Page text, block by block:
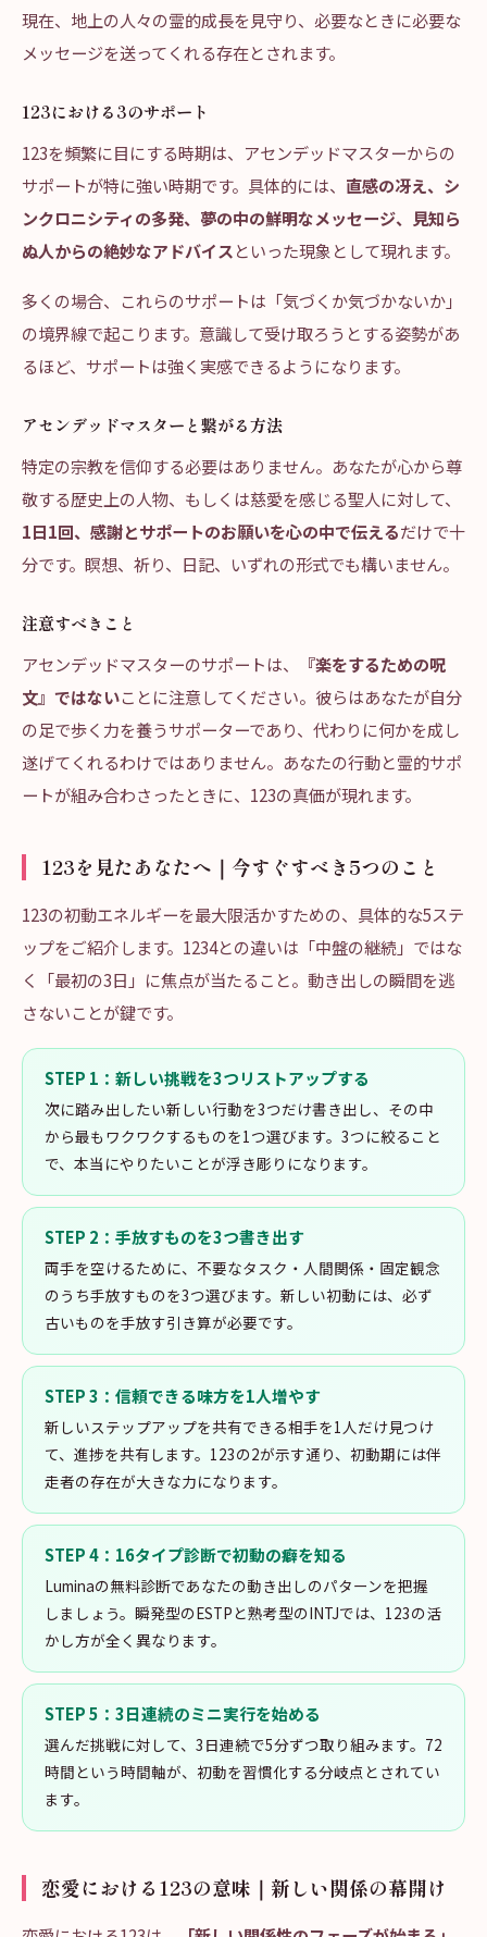
現在、地上の人々の霊的成長を見守り、必要なときに必要な
メッセージを送ってくれる存在とされます。
123における3のサポート
123を頻繁に目にする時期は、アセンデッドマスターからの
サポートが特に強い時期です。具体的には、 直感の冴え、シ
ンクロニシティの多発、夢の中の鮮明なメッセージ、見知ら
ぬ人からの絶妙なアドバイスといった現象として現れます。
多くの場合、これらのサポートは「気づくか気づかないか」
の境界線で起こります。意識して受け取ろうとする姿勢があ
るほど、サポートは強く実感できるようになります。
アセンデッドマスターと繋がる方法
特定の宗教を信仰する必要はありません。あなたが心から尊
敬する歴史上の人物、もしくは慈愛を感じる聖人に対して、
1日1回、感謝とサポートのお願いを心の中で伝えるだけで十
分です。瞑想、祈り、日記、いずれの形式でも構いません。
注意すべきこと
アセンデッドマスターのサポートは、
『楽をするための呪
文』ではないことに注意してください。彼らはあなたが自分
の足で歩く力を養うサポーターであり、代わりに何かを成し
遂げてくれるわけではありません。あなたの行動と霊的サポ
ートが組み合わさったときに、123の真価が現れます。
123を見たあなたへ｜今すぐすべき5つのこと
123の初動エネルギーを最大限活かすための、具体的な5ステ
ップをご紹介します。1234との違いは「中盤の継続」ではな
く「最初の3日」に焦点が当たること。動き出しの瞬間を逃
さないことが鍵です。
STEP 1 ： 新しい挑戦を3つリストアップする
次に踏み出したい新しい行動を3つだけ書き出し、その中
から最もワクワクするものを1つ選びます。3つに絞ること
で、本当にやりたいことが浮き彫りになります。
STEP 2 ： 手放すものを3つ書き出す
両手を空けるために、不要なタスク・人間関係・固定観念
のうち手放すものを3つ選びます。新しい初動には、必ず
古いものを手放す引き算が必要です。
STEP3 ： 信頼できる味方を1人増やす
新しいステップアップを共有できる相手を1人だけ見つけ
て、進捗を共有します。123の2が示す通り、初動期には伴
走者の存在が大きな力になります。
STEP4 ： 16タイプ診断で初動の癖を知る
Luminaの無料診断であなたの動き出しのパターンを把握
しましょう。瞬発型のESTPと熟考型のINTJでは、123の活
かし方が全く異なります。
STEP5 ： 3日連続のミニ実行を始める
選んだ挑戦に対して、3日連続で5分ずつ取り組みます。72
時間という時間軸が、初動を習慣化する分岐点とされてい
ます。
恋愛における123の意味｜新しい関係の幕開け